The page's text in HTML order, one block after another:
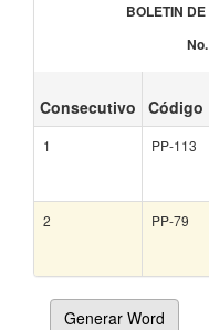
BOLETIN
Consecutivo Código
1 PP-113
2
PP-79
Generar Word